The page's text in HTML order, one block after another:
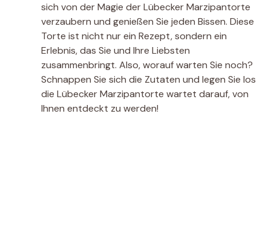
sich von der Magie der Lübecker Marzipantorte
verzaubern und genießen Sie jeden Bissen. Diese
Torte ist nicht nur ein Rezept, sondern ein
Erlebnis, das Sie und Ihre Liebsten
zusammenbringt. Also, worauf warten Sie noch?
Schnappen Sie sich die Zutaten und legen Sie los 
die Lübecker Marzipantorte wartet darauf, von
Ihnen entdeckt zu werden!